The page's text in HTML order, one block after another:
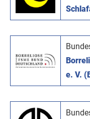
e. V.